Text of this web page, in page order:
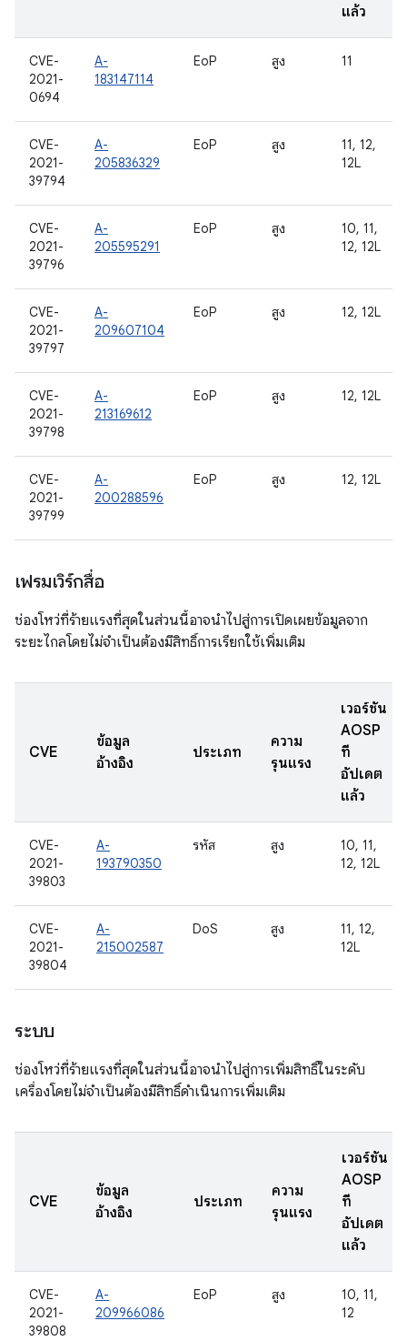
แล้ว
CVE-
2021-
0694
A-
183147114
EoP สูง 11
CVE-
2021-
39794
A-
205836329
EoP สูง
11, 12,
12L
CVE-
2021-
39796
A-
205595291
EoP สูง
10, 11,
12, 12L
CVE-
2021-
39797
A-
209607104
EoP สูง 12, 12L
CVE-
2021-
39798
A-
213169612
EoP สูง 12, 12L
CVE-
2021-
39799
A-
200288596
EoP สูง 12, 12L
เฟรมเวิร์กสื่อ
ช่องโหว่ที่ร้ายแรงที่สุดในส่วนนี้อาจนำไปสู่การเปิดเผยข้อมูลจาก
ระยะไกลโดยไม่จำเป็นต้องมีสิทธิ์การเรียกใช้เพิ่มเติม
CVE
ข้อมูล
อ้างอิง
ประเภท
ความ
รุนแรง
เวอร์ชัน
AOSP
ที่
อัปเดต
แล้ว
CVE-
2021-
39803
A-
193790350
รหัส สูง
10, 11,
12, 12L
CVE-
2021-
39804
A-
215002587
DoS สูง
11, 12,
12L
ระบบ
ช่องโหว่ที่ร้ายแรงที่สุดในส่วนนี้อาจนำไปสู่การเพิ่มสิทธิ์ในระดับ
เครื่องโดยไม่จำเป็นต้องมีสิทธิ์ดำเนินการเพิ่มเติม
CVE
ข้อมูล
อ้างอิง
ประเภท
ความ
รุนแรง
เวอร์ชัน
AOSP
ที่
อัปเดต
แล้ว
CVE-
2021-
39808
A-
209966086
EoP สูง
10, 11,
12